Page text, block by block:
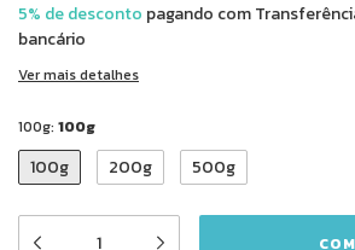
5% de desconto pagando com
bancário
Ver mais detalhes
100g: 100g
100g 200g 500g